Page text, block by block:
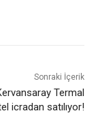
Sonraki İçerik
Termal
icradan satılıyor!